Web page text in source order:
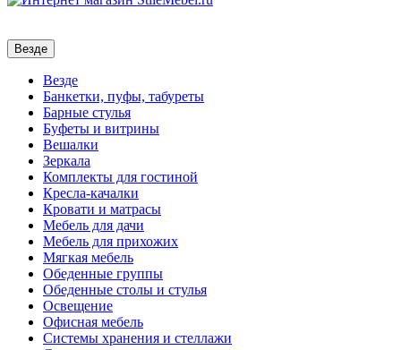
Везде
Везде
Банкетки, пуфы, табуреты
Барные стулья
Буфеты и витрины
Вешалки
Зеркала
Комплекты для гостиной
Кресла-качалки
Кровати и матрасы
Мебель для дачи
Мебель для прихожих
Мягкая мебель
Обеденные группы
Обеденные столы и стулья
Освещение
Офисная мебель
Системы хранения и стеллажи